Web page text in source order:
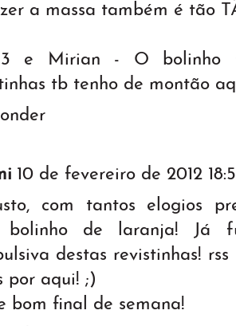
a massa também é tão
e Mirian - O bolinho
tb tenho de montão
10 de fevereiro de 2012
com tantos elogios
bolinho de laranja! Já
destas revistinhas!
por aqui! ;)
bom final de semana!